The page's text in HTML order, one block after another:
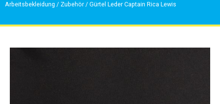
Arbeitsbekleidung / Zubehör / Gürtel Leder Captain Rica Lewis